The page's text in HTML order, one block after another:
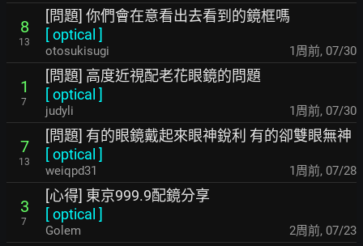
8
13
[問題] 你們會在意看出去看到的鏡框嗎
[optical ]
otosukisugi 1周前, 07/30
1
7
[問題] 高度近視配老花眼鏡的問題
[optical ]
judyli 1周前, 07/30
7
13
[問題] 有的眼鏡戴起來眼神銳利 有的卻雙眼無神
[optical ]
weiqpd31 1周前, 07/28
3
7
[心得] 東京999.9配鏡分享
[optical ]
Golem 2周前, 07/23